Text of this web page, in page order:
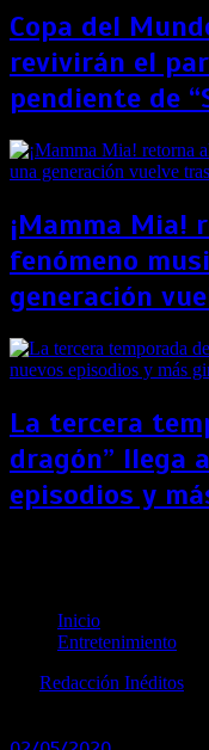
Copa del
revivirán el
pendiente de
¡Mamma Mia!
fenómeno
generación
La tercera
dragón” llega
episodios y
Inicio
Entretenimiento
Redacción Inéditos